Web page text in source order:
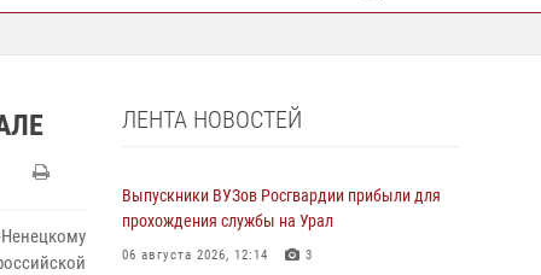
ЛЕНТА НОВОСТЕЙ
Выпускники ВУЗов Росгвардии прибыли для
прохождения службы на Урал
06 августа 2026, 12:14 3